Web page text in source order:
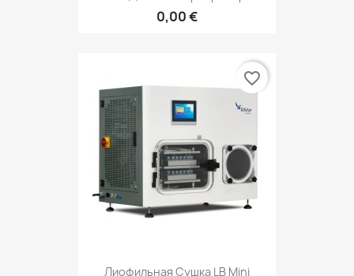
0,00 €
Лиофильная Сушка LB Mini
favorite_border